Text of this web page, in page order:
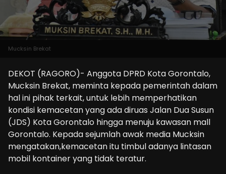
Mucksin Brekat
DEKOT (RAGORO)- Anggota DPRD Kota Gorontalo,
Mucksin Brekat, meminta kepada pemerintah dalam
hal ini pihak terkait, untuk lebih memperhatikan
kondisi kemacetan yang ada diruas Jalan Dua Susun
(JDS) Kota Gorontalo hingga menuju kawasan mall
Gorontalo. Kepada sejumlah awak media Mucksin
mengatakan,kemacetan itu timbul adanya lintasan
mobil kontainer yang tidak teratur.